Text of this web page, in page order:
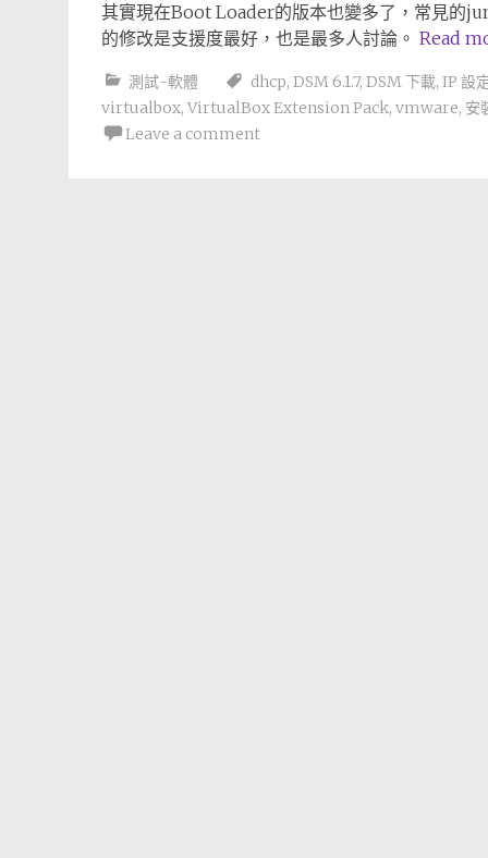
其實現在Boot Loader的版本也變多了，常見的
的修改是支援度最好，也是最多人討論。 Read
測試-軟體 dhcp, DSM 6.1.7, DSM 下載, IP 設
virtualbox, VirtualBox Extension Pack, vmware, 安
Leave a comment